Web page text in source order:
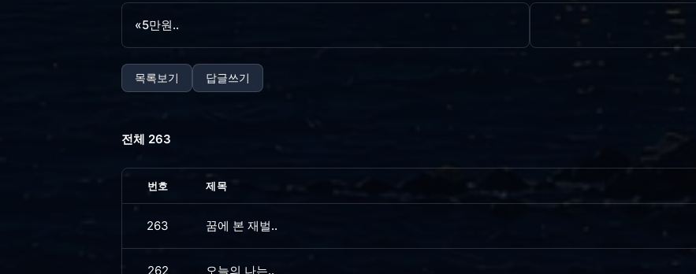
«5만원..
목록보기 답글쓰기
전체 263
번호 제목
263 꿈에 본 재벌..
262 오늘의 나는..